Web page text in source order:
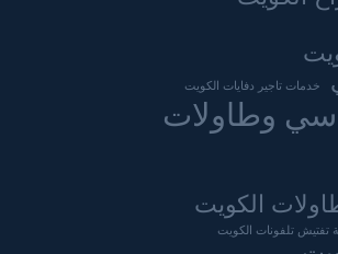
خدمات تاجير دفايات الكويت
وطاولات
الكويت
تفتيش تلفونات الكويت